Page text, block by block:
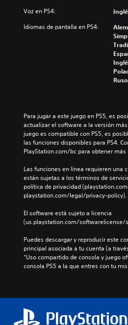
Voz en PS4:
Idiomas de pantalla en PS4:
Para jugar a este juego en PS5, es
actualizar el software a la versión
juego es compatible con PS5, es
las funciones disponibles para PS4.
PlayStation.com/bc para obtener
Las funciones en línea requieren una
están sujetas a los términos de
política de privacidad
playstation.com/legal/privacy-policy).
El software está sujeto a licencia
(us.playstation.com/softwarelicense/
Puedes descargar y reproducir este
principal asociada a tu cuenta (a
“Uso compartido de consola y juego
consola PS5 a la que entres con tu